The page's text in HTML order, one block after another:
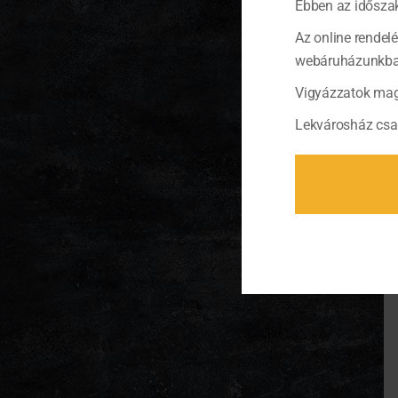
Ebben az
Az online
Vigyázzatok
Lekvárosház